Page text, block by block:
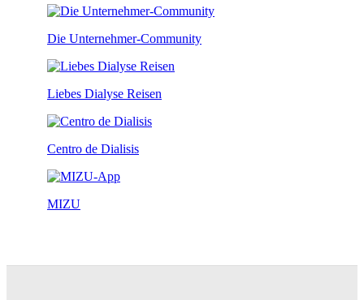
Die Unternehmer-Community
Liebes Dialyse Reisen
Centro de Dialisis
MIZU